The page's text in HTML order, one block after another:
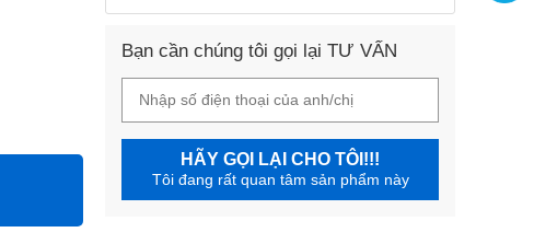
Bạn cần chúng tôi gọi lại TƯ VẤN
HÃY GỌI LẠI CHO TÔI!!!
Tôi đang rất quan tâm sản phẩm này